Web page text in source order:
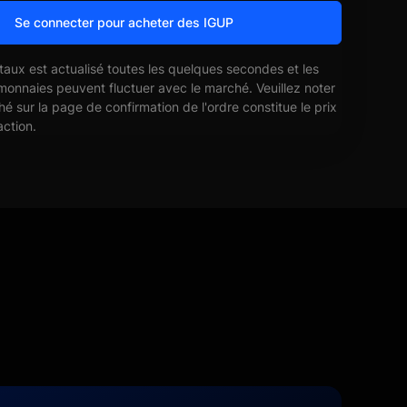
Se connecter pour acheter des IGUP
est actualisé toutes les quelques secondes et les
peuvent fluctuer avec le marché. Veuillez noter
sur la page de confirmation de l'ordre constitue le prix